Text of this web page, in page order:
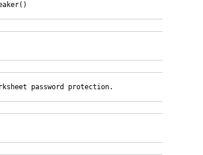
password protection.